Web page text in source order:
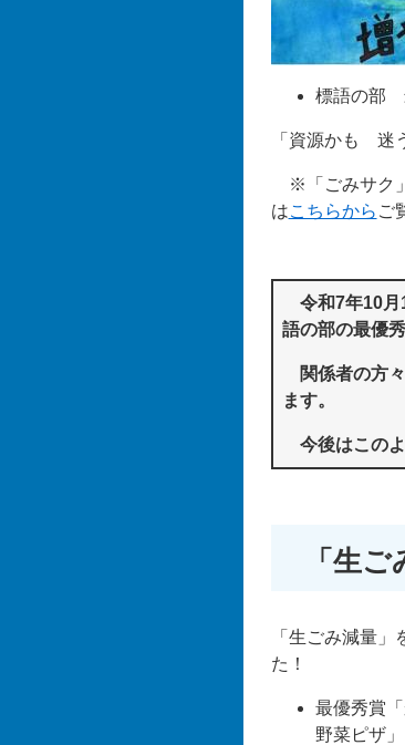
標語の部
「資源かも 迷
※「ごみサク」
はこちらから ご
令和7年10月
語の部の最優
関係者の方々
ます。
今後はこのよ
「生
「生ごみ減量
た！
最優秀賞
野菜ピザ」